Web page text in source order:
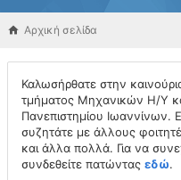
Αρχική σελίδα
Καλωσήρθατε στην
τμήματος Μηχανικών Η/Υ
Πανεπιστημίου Ιωαννίνων.
συζητάτε με άλλους
και άλλα πολλά. Για να
συνδεθείτε πατώντας εδώ.